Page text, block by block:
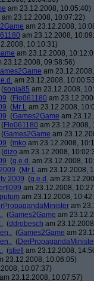
am 23.12.2008, 10:05:40)
am 23.12.2008, 10:07:22)
am 23.12.2008,
am 23.12.2008,
10:10:31)
am 23.12.2008,
23.12.2008, 09:58:56)
am
am 23.12.2008,
(sonja85 am 23.12.2008,
(Flo061180 am
(Mr L am 23.12.2008,
(Games2Game am
(Flo061180 am 23.12.2008,
(Games2Game am
(mko am 23.12.2008,
(dizo am 23.12.2008,
(q.e.d. am 23.12.2008,
(Mr L am 23.12.2008,
2009 (q.e.d. am
am 23.12.2008,
am 23.12.2008,
am
(Games2Game am
(ddrobesch am
(Games2Game am
(
(stiefl am 23.12.2008,
23.12.2008, 10:06:05)
10:07:37)
am 23.12.2008, 10:07:57)